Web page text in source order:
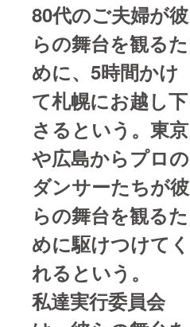
80代のご夫婦が彼
らの舞台を観るた
めに、5時間かけ
て札幌にお越し下
さるという。東京
や広島からプロの
ダンサーたちが彼
らの舞台を観るた
めに駆けつけてく
れるという。
私達実行委員会